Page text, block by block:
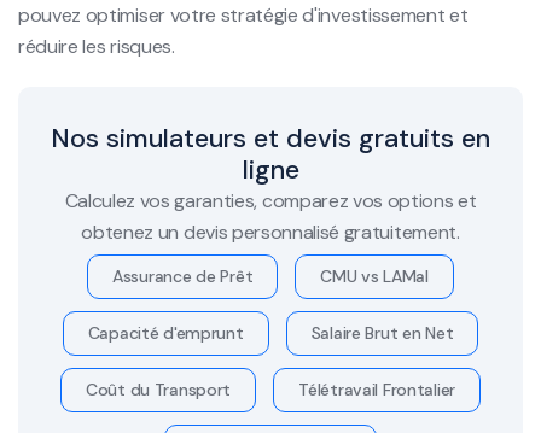
pouvez optimiser votre stratégie d'investissement et
réduire les risques.
Nos simulateurs et devis gratuits en
ligne
Calculez vos garanties, comparez vos options et
obtenez un devis personnalisé gratuitement.
Assurance de Prêt CMU vs LAMal
Capacité d'emprunt Salaire Brut en Net
Coût du Transport Télétravail Frontalier